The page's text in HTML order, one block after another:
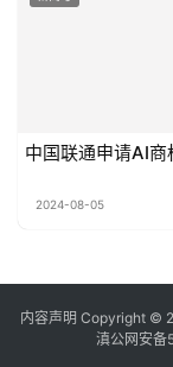
中国联通申请AI商
2024-08-05
内容声明 Copyright ©
滇公网安